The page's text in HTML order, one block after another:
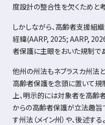
度設計の整合性を欠くためと
しかしながら、高齢者支援組
経緯(AARP, 2025; AARP,
者保護に主眼をおいた規制で
他州の州法もネブラスカ州法
高齢者保護を念頭に置いて規
上、明示的には対象者を高齢
からの高齢者保護が立法趣旨
す州法（メイン州）や、後述す